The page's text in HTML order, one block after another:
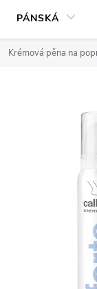
PÁNSKÁ
Krémová pěna na